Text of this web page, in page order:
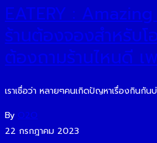
EATERY :
ร้านต้องจองสำหรับ
ต้องถามร้านไหนดี เ
เราเชื่อว่า หลายๆคนเกิดปัญหาเรื่องกินกัน
By O2O
22 กรกฎาคม 2023